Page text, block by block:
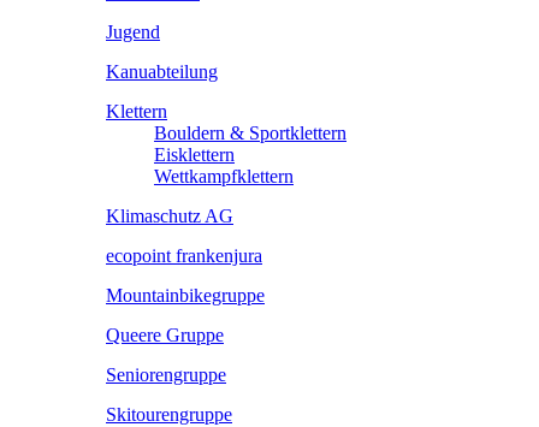
Jugend
Kanuabteilung
Klettern
Bouldern & Sportklettern
Eisklettern
Wettkampfklettern
Klimaschutz AG
ecopoint frankenjura
Mountainbikegruppe
Queere Gruppe
Seniorengruppe
Skitourengruppe